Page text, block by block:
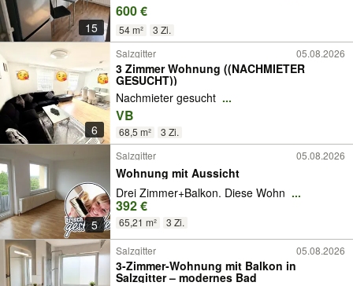
15
600 €
54 m² 3 Zi.
6
Salzgitter 05.08.2026
3 Zimmer Wohnung ((NACHMIETER
GESUCHT))
Nachmieter gesucht ...
VB
68,5 m² 3 Zi.
5
Salzgitter 05.08.2026
Wohnung mit Aussicht
Drei Zimmer+Balkon. Diese Wohn ...
392 €
65,21 m² 3 Zi.
Salzgitter 05.08.2026
3-Zimmer-Wohnung mit Balkon in
Salzgitter – modernes Bad